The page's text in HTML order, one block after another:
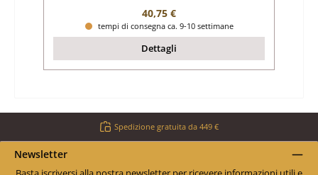
Prezzo normale:
40,75 €
tempi di consegna ca. 9-10 settimane
Dettagli
Spedizione gratuita da 449 €
Newsletter